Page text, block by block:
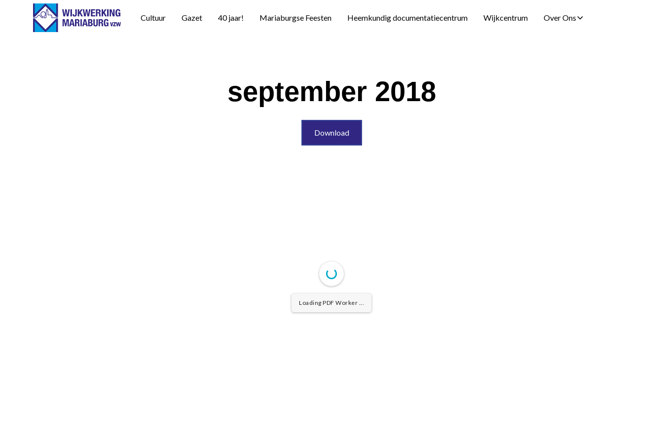
Cultuur Gazet 40 jaar! Mariaburgse Feesten Heemkundig documentatiecentrum Wijkcentrum Over Ons
september 2018
Download
Loading PDF Worker ...